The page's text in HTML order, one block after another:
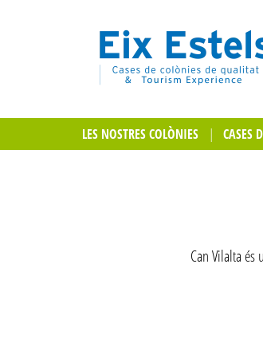
LES NOSTRES COLÒNIES
CASES
Can Vilalta